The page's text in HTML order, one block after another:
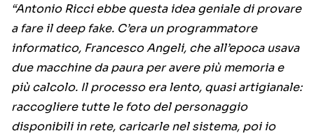
“Antonio Ricci ebbe questa idea geniale di provare
a fare il deep fake. C’era un programmatore
informatico, Francesco Angeli, che all’epoca usava
due macchine da paura per avere più memoria e
più calcolo. Il processo era lento, quasi artigianale:
raccogliere tutte le foto del personaggio
disponibili in rete, caricarle nel sistema, poi io